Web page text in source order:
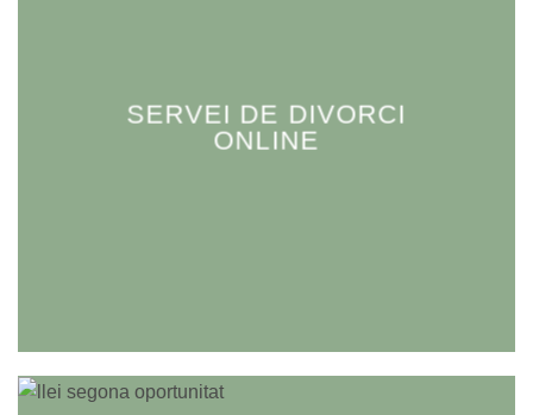
SERVEI DE DIVORCI
ONLINE